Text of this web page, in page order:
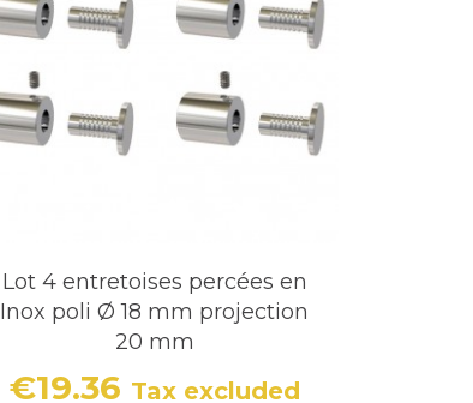
Lot 4 entretoises percées en
Inox poli Ø 18 mm projection
20 mm
€19.36 Tax excluded